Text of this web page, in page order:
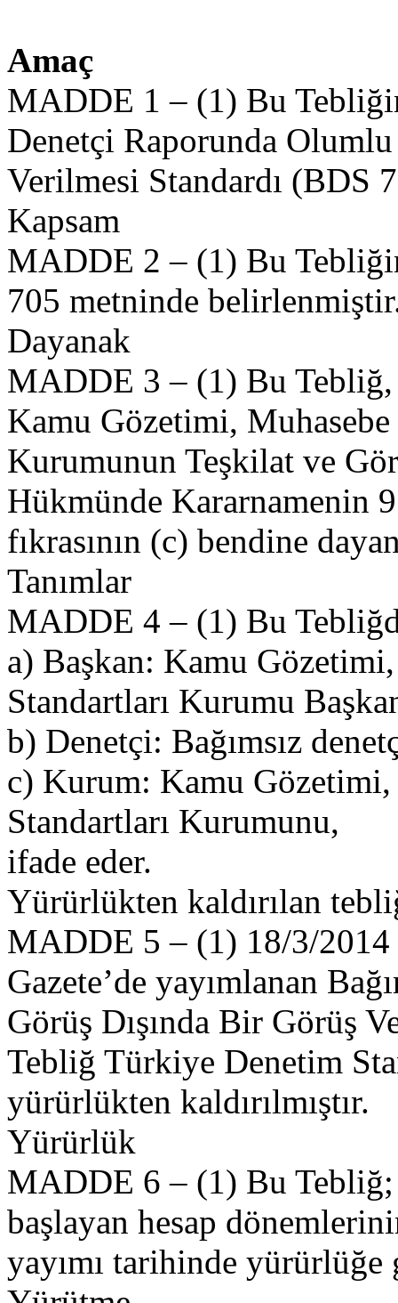
Amaç
MADDE 1 – (1) Bu
Denetçi Raporunda
Verilmesi Standardı (BDS
Kapsam
MADDE 2 – (1) Bu
705 metninde
Dayanak
MADDE 3 – (1) Bu Tebliğ,
Kamu Gözetimi,
Kurumunun Teşkilat ve
Hükmünde Kararnamenin
fıkrasının (c) bendine
Tanımlar
MADDE 4 – (1) Bu
a) Başkan: Kamu
Standartları Kurumu
b) Denetçi: Bağımsız
c) Kurum: Kamu
Standartları Kurumunu,
ifade eder.
Yürürlükten kaldırılan
MADDE 5 – (1) 18/3/2014
Gazete’de yayımlanan
Görüş Dışında Bir Görüş
Tebliğ Türkiye Denetim
yürürlükten kaldırılmıştır.
Yürürlük
MADDE 6 – (1) Bu Tebliğ;
başlayan hesap
yayımı tarihinde yürürlüğe